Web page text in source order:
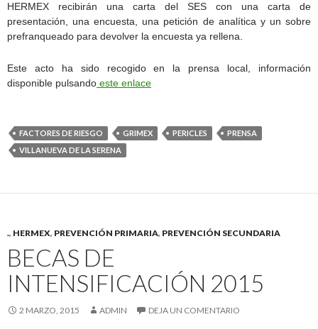
HERMEX recibirán una carta del SES con una carta de
presentación, una encuesta, una petición de analítica y un sobre
prefranqueado para devolver la encuesta ya rellena.
Este acto ha sido recogido en la prensa local, información
disponible pulsando este enlace
FACTORES DE RIESGO GRIMEX PERICLES
PRENSA
VILLANUEVA DE LA SERENA
., HERMEX, PREVENCIÓN PRIMARIA, PREVENCIÓN SECUNDARIA
BECAS DE
INTENSIFICACIÓN 2015
2 MARZO, 2015 ADMIN DEJA UN COMENTARIO